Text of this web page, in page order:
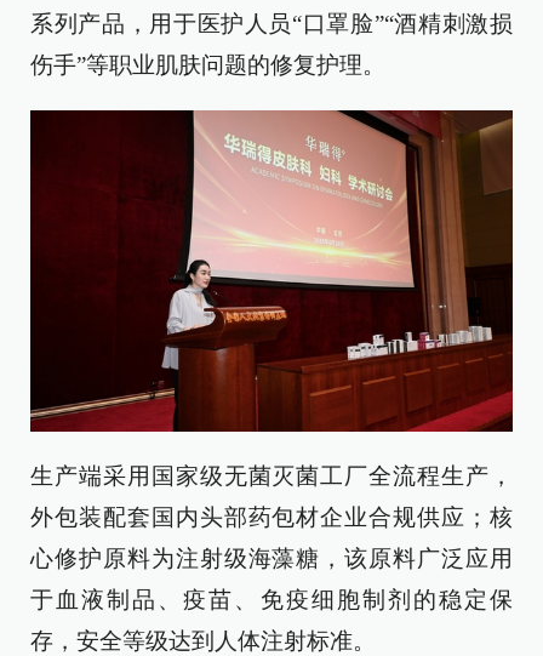
系列产品，用于医护人员“口罩脸”“酒精刺激损
伤手”等职业肌肤问题的修复护理。
生产端采用国家级无菌灭菌工厂全流程生产，
外包装配套国内头部药包材企业合规供应；核
心修护原料为注射级海藻糖，该原料广泛应用
于血液制品、疫苗、免疫细胞制剂的稳定保
存，安全等级达到人体注射标准。